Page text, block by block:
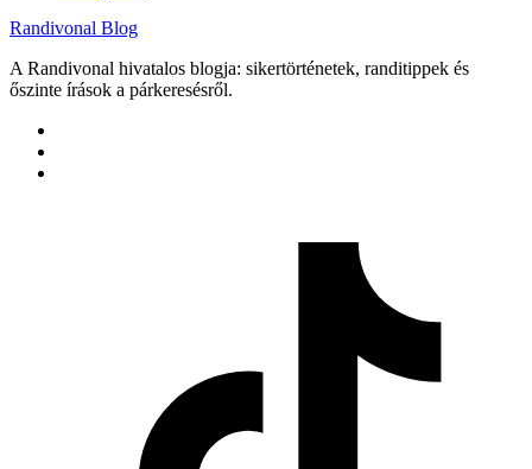
Randivonal Blog
A Randivonal hivatalos blogja: sikertörténetek, randitippek és
őszinte írások a párkeresésről.